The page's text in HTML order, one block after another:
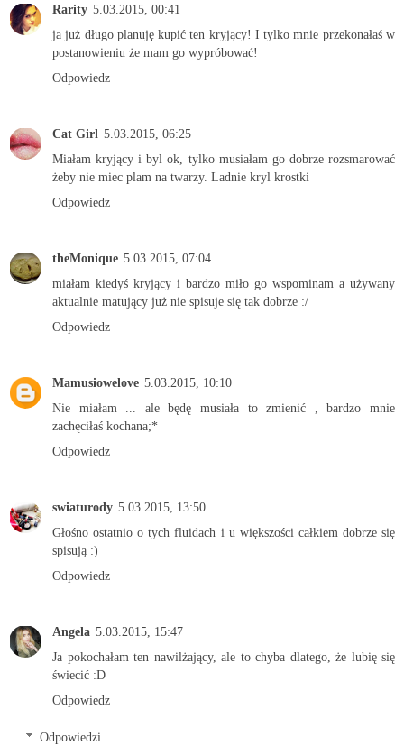
Rarity 5.03.2015, 00:41
ja już długo planuję kupić ten kryjący! I tylko mnie przekonałaś w
postanowieniu że mam go wypróbować!
Odpowiedz
Cat Girl 5.03.2015, 06:25
Miałam kryjący i byl ok, tylko musiałam go dobrze rozsmarować
żeby nie miec plam na twarzy. Ladnie kryl krostki
Odpowiedz
theMonique 5.03.2015, 07:04
miałam kiedyś kryjący i bardzo miło go wspominam a używany
aktualnie matujący już nie spisuje się tak dobrze :/
Odpowiedz
Mamusiowelove 5.03.2015, 10:10
Nie miałam ... ale będę musiała to zmienić , bardzo mnie
zachęciłaś kochana;*
Odpowiedz
swiaturody 5.03.2015, 13:50
Głośno ostatnio o tych fluidach i u większości całkiem dobrze się
spisują :)
Odpowiedz
Angela 5.03.2015, 15:47
Ja pokochałam ten nawilżający, ale to chyba dlatego, że lubię się
świecić :D
Odpowiedz
Odpowiedzi